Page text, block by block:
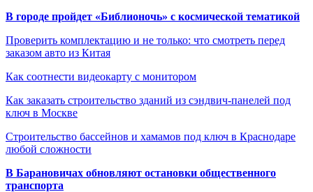
В городе пройдет «Библионочь» с космической тематикой
Проверить комплектацию и не только: что смотреть перед
заказом авто из Китая
Как соотнести видеокарту с монитором
Как заказать строительство зданий из сэндвич-панелей под
ключ в Москве
Строительство бассейнов и хамамов под ключ в Краснодаре
любой сложности
В Барановичах обновляют остановки общественного
транспорта